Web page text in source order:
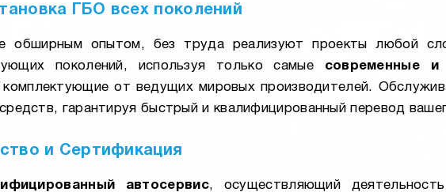
ГБО всех поколений
обширным опытом, без труда реализуют проекты любой
поколений, используя только самые современные и
комплектующие от ведущих мировых производителей.
гарантируя быстрый и квалифицированный перевод
и Сертификация
автосервис, осуществляющий